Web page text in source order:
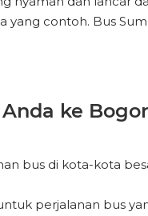
yang contoh. Bus
ke
bus di kota-kota
perjalanan bus